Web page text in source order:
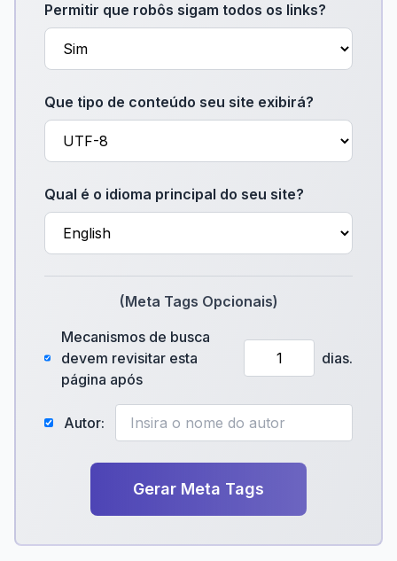
Permitir que robôs sigam todos os links?
Que tipo de conteúdo seu site exibirá?
Qual é o idioma principal do seu site?
(Meta Tags Opcionais)
Mecanismos de busca
devem revisitar esta
página após
dias.
Autor:
Gerar Meta Tags